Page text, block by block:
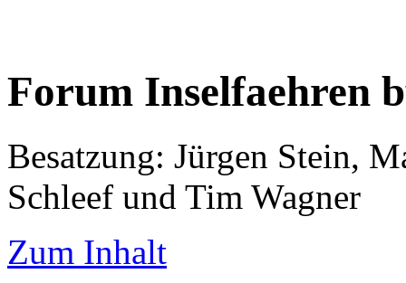
Forum Inselfaehren
Besatzung: Jürgen Stein,
Schleef und Tim Wagner
Zum Inhalt